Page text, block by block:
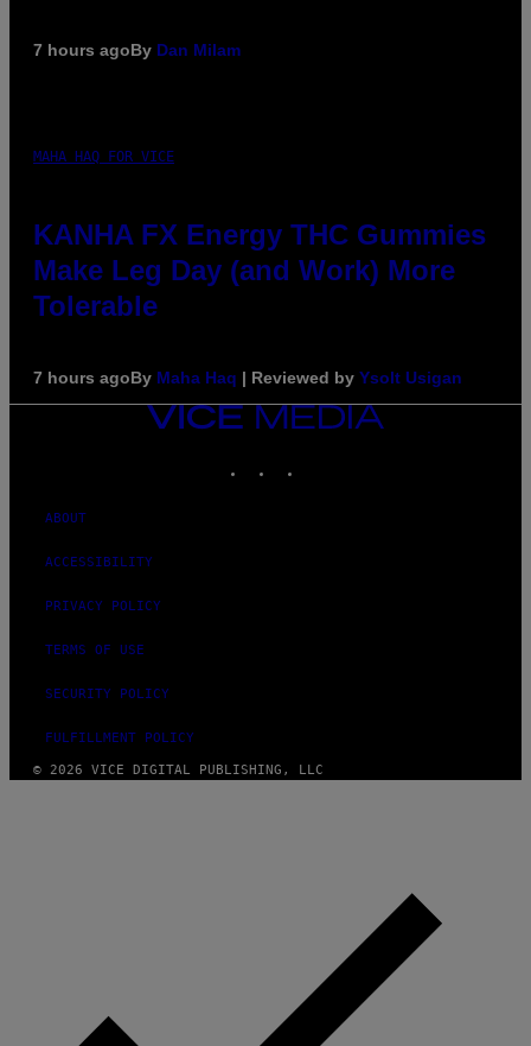
7 hours agoBy Dan Milam
MAHA HAQ FOR VICE
KANHA FX Energy THC Gummies
Make Leg Day (and Work) More
Tolerable
7 hours agoBy Maha Haq | Reviewed by Ysolt Usigan
VICE
MEDIA
ABOUT
ACCESSIBILITY
PRIVACY POLICY
TERMS OF USE
SECURITY POLICY
FULFILLMENT POLICY
© 2026 VICE DIGITAL PUBLISHING, LLC